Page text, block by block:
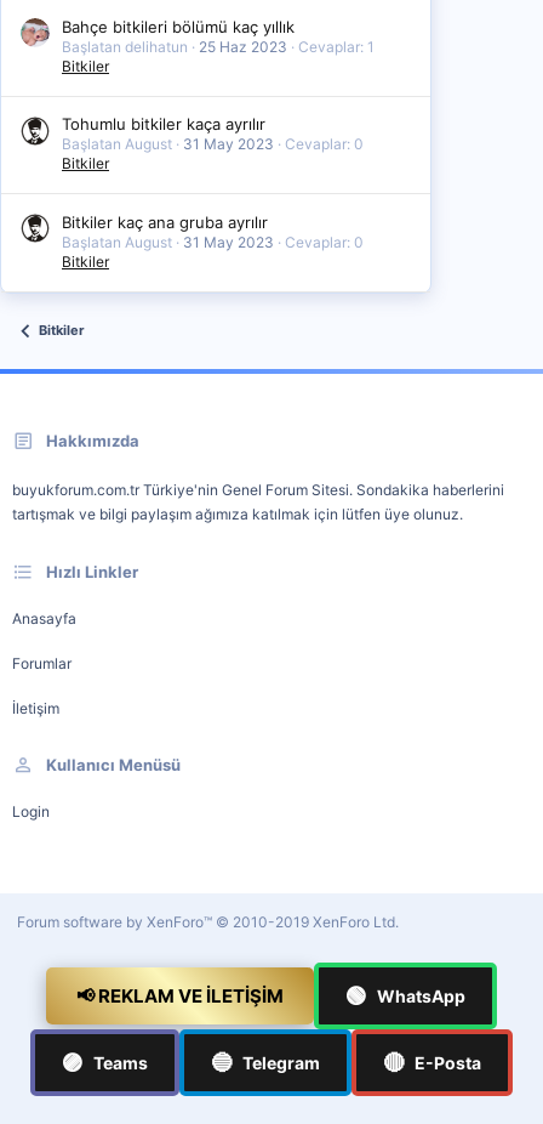
Bahçe bitkileri bölümü kaç yıllık
Başlatan delihatun 25 Haz 2023
Cevaplar: 1
Bitkiler
Tohumlu bitkiler kaça ayrılır
Başlatan August 31 May 2023
Cevaplar: 0
Bitkiler
Bitkiler kaç ana gruba ayrılır
Başlatan August 31 May 2023
Cevaplar: 0
Bitkiler
Bitkiler
Hakkımızda
buyukforum.com.tr Türkiye'nin Genel Forum Sitesi. Sondakika haberlerini
tartışmak ve bilgi paylaşım ağımıza katılmak için lütfen üye olunuz.
Hızlı Linkler
Anasayfa
Forumlar
İletişim
Kullanıcı Menüsü
Login
Forum software by XenForo™ © 2010-2019 XenForo Ltd.
📢 REKLAM VE İLETIŞIM 🟢 WhatsApp
🟣 Teams 🔵 Telegram 🔴 E-Posta